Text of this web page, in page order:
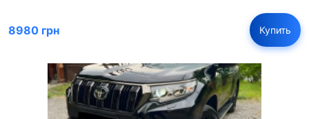
8980 грн Купить